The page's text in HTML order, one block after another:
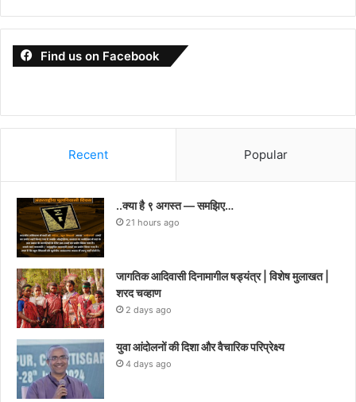
Find us on Facebook
Recent Popular
..क्या है ९ अगस्त — समझिए…
21 hours ago
जागतिक आदिवासी दिनामागील षड्यंत्र | विशेष मुलाखत |
शरद चव्हाण
2 days ago
युवा आंदोलनों की दिशा और वैचारिक परिप्रेक्ष्य
4 days ago